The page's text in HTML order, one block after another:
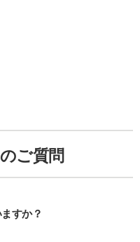
ご質問
すか？